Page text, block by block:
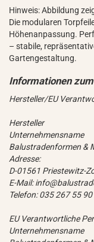
Hinweis: Abbildung
Die modularen
Höhenanpassung.
– stabile,
Gartengestaltung.
Hersteller/EU
Hersteller
Unternehmensname
Balustradenformen &
Adresse:
D-01561 Priestewitz-
E-Mail:
Telefon: 035 267 55 90
EU Verantwortliche
Unternehmensname